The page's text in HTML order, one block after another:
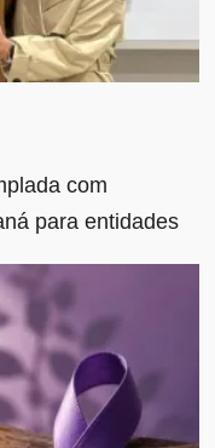
com
para entidades